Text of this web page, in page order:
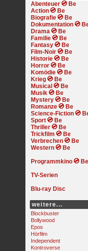
Abenteuer
Action
Biografie
Dokumentation
Drama
Familie
Fantasy
Film-Noir
Historie
Horror
Komödie
Krieg
Musical
Musik
Mystery
Romanze
Science-Fiction
Sport
Thriller
Trickfilm
Verbrechen
Western
Programmkino
TV-Serien
Blu-ray Disc
weitere...
Blockbuster
Bollywood
Epos
Hörfilm
Independent
Kontroverse